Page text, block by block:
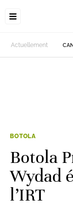
Actuellement
BOTOLA
Botola
Wydad
l’IRT